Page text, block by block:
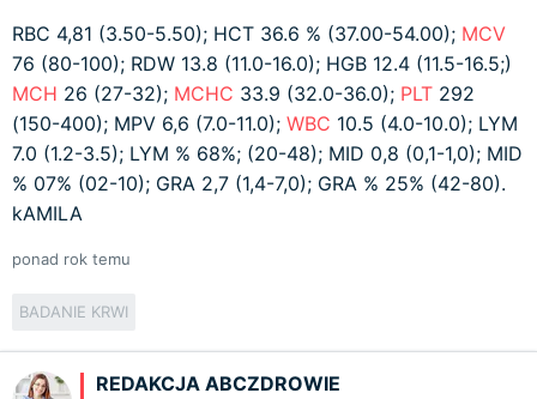
RBC 4,81 (3.50-5.50); HCT 36.6 % (37.00-54.00); MCV
76 (80-100); RDW 13.8 (11.0-16.0); HGB 12.4 (11.5-16.5;)
MCH 26 (27-32); MCHC 33.9 (32.0-36.0); PLT 292
(150-400); MPV 6,6 (7.0-11.0); WBC 10.5 (4.0-10.0); LYM
7.0 (1.2-3.5); LYM % 68%; (20-48); MID 0,8 (0,1-1,0); MID
% 07% (02-10); GRA 2,7 (1,4-7,0); GRA % 25% (42-80).
kAMILA
ponad rok temu
BADANIE KRWI
REDAKCJA ABCZDROWIE